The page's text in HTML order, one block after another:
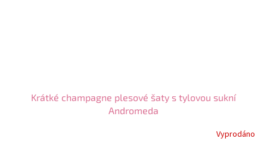
Krátké champagne plesové šaty s tylovou sukní
Andromeda
Vyprodáno